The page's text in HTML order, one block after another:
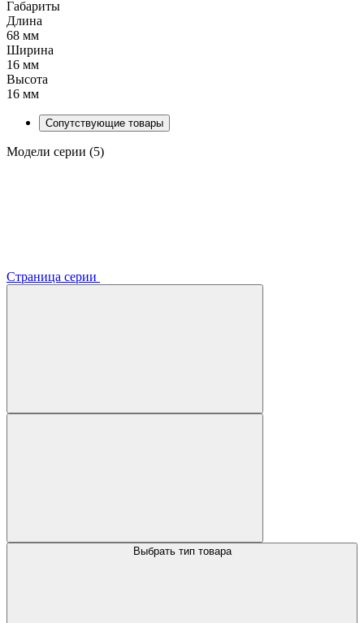
Габариты
Длина
68 мм
Ширина
16 мм
Высота
16 мм
Сопутствующие товары
Модели серии (5)
Страница серии
Выбрать тип товара